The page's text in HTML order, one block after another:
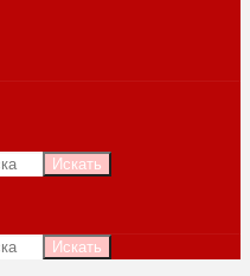
Искать
Искать